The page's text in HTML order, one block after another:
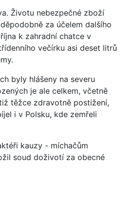
Životu nebezpečné zboží
za účelem dalšího
k zahradní chatce v
večírku asi deset litrů
byly hlášeny na severu
je ale celkem, včetně
těžce zdravotně postižení,
i v Polsku, kde zemřeli
kauzy - míchačům
soud doživotí za obecné